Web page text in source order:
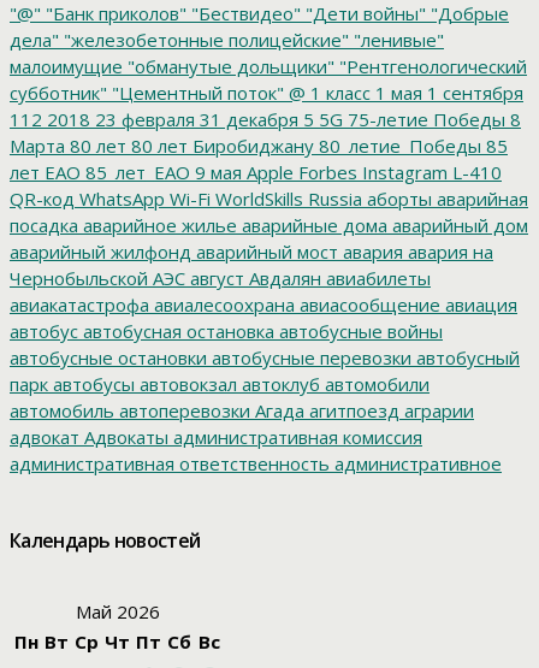
"@" "Банк приколов" "Бествидео" "Дети войны" "Добрые
дела" "железобетонные полицейские" "ленивые"
малоимущие "обманутые дольщики" "Рентгенологический
субботник" "Цементный поток" @ 1 класс 1 мая 1 сентября
112 2018 23 февраля 31 декабря 5 5G 75-летие Победы 8
Марта 80 лет 80 лет Биробиджану 80_летие_Победы 85
лет ЕАО 85_лет_ЕАО 9 мая Apple Forbes Instagram L-410
QR-код WhatsApp Wi-Fi WorldSkills Russia аборты аварийная
посадка аварийное жилье аварийные дома аварийный дом
аварийный жилфонд аварийный мост авария авария на
Чернобыльской АЭС август Авдалян авиабилеты
авиакатастрофа авиалесоохрана авиасообщение авиация
автобус автобусная остановка автобусные войны
автобусные остановки автобусные перевозки автобусный
парк автобусы автовокзал автоклуб автомобили
автомобиль автоперевозки Агада агитпоезд аграрии
адвокат Адвокаты административная комиссия
административная ответственность административное
БуксманАлександр Винников
Александр Соловьев
Филиппова Алексей Корниенко
Календарь новостей
Май 2026
Пн Вт Ср Чт Пт Сб Вс